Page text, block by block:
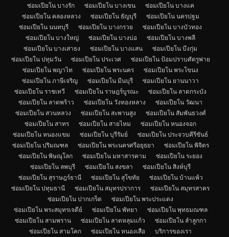
ซ่อมเปียโน บางรัก
ซ่อมเปียโน บางเขน
ซ่อมเปียโน บางแค
ซ่อมเปียโน คลองหลวง
ซ่อมเปียโน ธัญบุรี
ซ่อมเปียโน นครปฐม
ซ่อมเปียโน นนทบุรี
ซ่อมเปียโน บางกรวย
ซ่อมเปียโน บางบัวทอง
ซ่อมเปียโน บางใหญ่
ซ่อมเปียโน บางบ่อ
ซ่อมเปียโน บางพลี
ซ่อมเปียโน บางเสาธง
ซ่อมเปียโน บางแสน
ซ่อมเปียโน บึงกุ่ม
ซ่อมเปียโน ปทุมวัน
ซ่อมเปียโน ประเวศ
ซ่อมเปียโน ป้อมปราบศัตรูพ่าย
ซ่อมเปียโน พญาไท
ซ่อมเปียโน พระนคร
ซ่อมเปียโน พระโขนง
ซ่อมเปียโน ภาษีเจริญ
ซ่อมเปียโน มีนบุรี
ซ่อมเปียโน ยานนาวา
ซ่อมเปียโน ราชเทวี
ซ่อมเปียโน ราษฎร์บูรณะ
ซ่อมเปียโน ลาดกระบัง
ซ่อมเปียโน ลาดพร้าว
ซ่อมเปียโน วังทองหลาง
ซ่อมเปียโน วัฒนา
ซ่อมเปียโน สวนหลวง
ซ่อมเปียโน สะพานสูง
ซ่อมเปียโน สัมพันธวงศ์
ซ่อมเปียโน สาทร
ซ่อมเปียโน สายไหม
ซ่อมเปียโน หนองจอก
ซ่อมเปียโน หนองแขม
ซ่อมเปียโน บุรีรัมย์
ซ่อมเปียโน ประจวบคีรีขันธ์
ซ่อมเปียโน ปริมณฑล
ซ่อมเปียโน พระนครศรีอยุธยา
ซ่อมเปียโน พิจิตร
ซ่อมเปียโน พิษณุโลก
ซ่อมเปียโน มหาสารคาม
ซ่อมเปียโน ระยอง
ซ่อมเปียโน ลพบุรี
ซ่อมเปียโน สงขลา
ซ่อมเปียโน สิงห์บุรี
ซ่อมเปียโน สุราษฎร์ธานี
ซ่อมเปียโน สุโขทัย
ซ่อมเปียโน บ้านแพ้ว
ซ่อมเปียโน ปทุมธานี
ซ่อมเปียโน สมุทรปราการ
ซ่อมเปียโน สมุทรสาคร
ซ่อมเปียโน ปากเกร็ด
ซ่อมเปียโน พระประแดง
ซ่อมเปียโน พระสมุทรเจดีย์
ซ่อมเปียโน พัทยา
ซ่อมเปียโน พุทธมณฑล
ซ่อมเปียโน สามพราน
ซ่อมเปียโน ลาดหลุมแก้ว
ซ่อมเปียโน ลำลูกกา
ซ่อมเปียโน สามโคก
ซ่อมเปียโน หนองเสือ บริการของเรา